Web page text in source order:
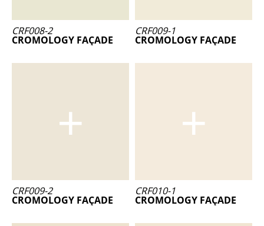
CRF008-2
CROMOLOGY FAÇADE
CRF009-1
CROMOLOGY FAÇADE
CRF009-2
CROMOLOGY FAÇADE
CRF010-1
CROMOLOGY FAÇADE